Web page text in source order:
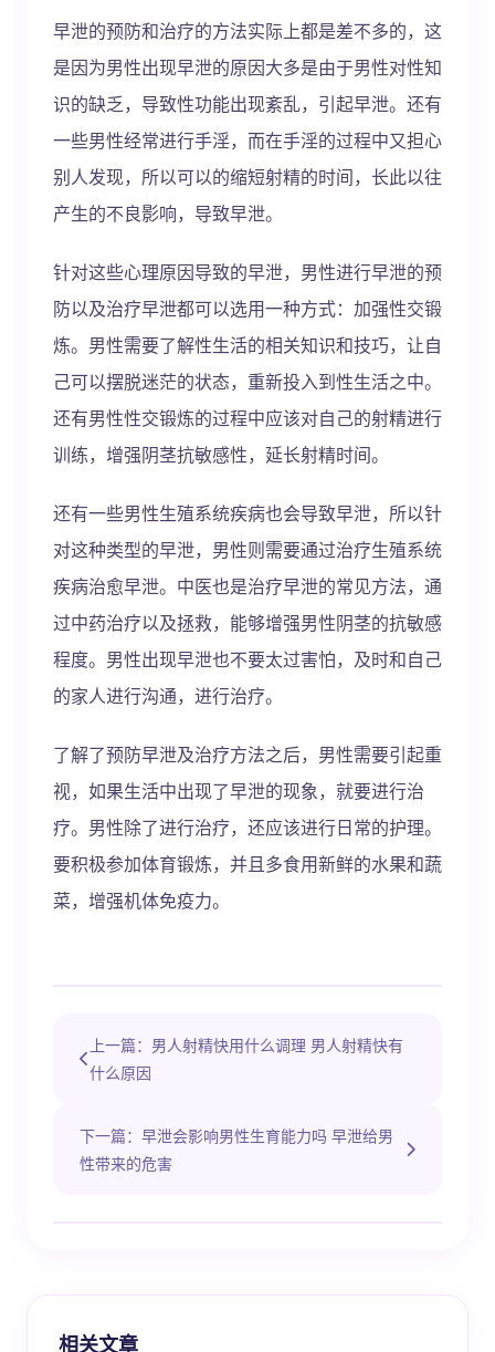
早泄的预防和治疗的方法实际上都是差不多的，这
是因为男性出现早泄的原因大多是由于男性对性知
识的缺乏，导致性功能出现紊乱，引起早泄。还有
一些男性经常进行手淫，而在手淫的过程中又担心
别人发现，所以可以的缩短射精的时间，长此以往
产生的不良影响，导致早泄。
针对这些心理原因导致的早泄，男性进行早泄的预
防以及治疗早泄都可以选用一种方式：加强性交锻
炼。男性需要了解性生活的相关知识和技巧，让自
己可以摆脱迷茫的状态，重新投入到性生活之中。
还有男性性交锻炼的过程中应该对自己的射精进行
训练，增强阴茎抗敏感性，延长射精时间。
还有一些男性生殖系统疾病也会导致早泄，所以针
对这种类型的早泄，男性则需要通过治疗生殖系统
疾病治愈早泄。中医也是治疗早泄的常见方法，通
过中药治疗以及拯救，能够增强男性阴茎的抗敏感
程度。男性出现早泄也不要太过害怕，及时和自己
的家人进行沟通，进行治疗。
了解了预防早泄及治疗方法之后，男性需要引起重
视，如果生活中出现了早泄的现象，就要进行治
疗。男性除了进行治疗，还应该进行日常的护理。
要积极参加体育锻炼，并且多食用新鲜的水果和蔬
菜，增强机体免疫力。
上一篇：男人射精快用什么调理 男人射精快有
什么原因
下一篇：早泄会影响男性生育能力吗 早泄给男
性带来的危害
相关文章